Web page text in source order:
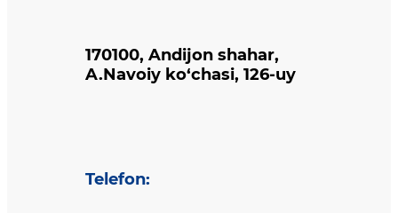
170100, Andijon shahar,
A.Navoiy ko‘chasi, 126-uy
Telefon: